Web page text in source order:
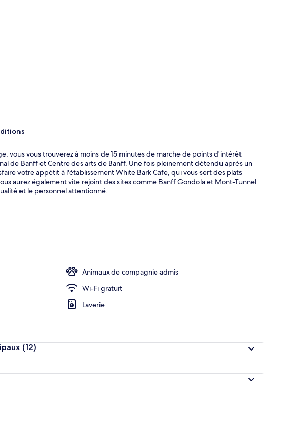
Café
vous vous trouverez à moins de 15 minutes de marche de points d'intérêt
de Banff et Centre des arts de Banff. Une fois pleinement détendu après un
votre appétit à l'établissement White Bark Cafe, qui vous sert des plats
aurez également vite rejoint des sites comme Banff Gondola et Mont-Tunnel.
et le personnel attentionné.
Animaux de compagnie admis
Wi-Fi gratuit
Laverie
(12)